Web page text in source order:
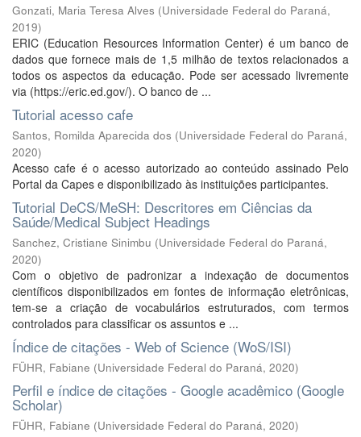
Gonzati, Maria Teresa Alves (Universidade Federal do Paraná,
2019)
ERIC (Education Resources Information Center) é um banco de
dados que fornece mais de 1,5 milhão de textos relacionados a
todos os aspectos da educação. Pode ser acessado livremente
via (https://eric.ed.gov/). O banco de ...
Tutorial acesso cafe
Santos, Romilda Aparecida dos (Universidade Federal do Paraná,
2020)
Acesso cafe é o acesso autorizado ao conteúdo assinado Pelo
Portal da Capes e disponibilizado às instituições participantes.
Tutorial DeCS/MeSH: Descritores em Ciências da
Saúde/Medical Subject Headings
Sanchez, Cristiane Sinimbu (Universidade Federal do Paraná,
2020)
Com o objetivo de padronizar a indexação de documentos
científicos disponibilizados em fontes de informação eletrônicas,
tem-se a criação de vocabulários estruturados, com termos
controlados para classificar os assuntos e ...
Índice de citações - Web of Science (WoS/ISI)
FÜHR, Fabiane (Universidade Federal do Paraná, 2020)
Perfil e índice de citações - Google acadêmico (Google
Scholar)
FÜHR, Fabiane (Universidade Federal do Paraná, 2020)